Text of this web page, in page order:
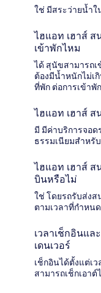
ใช่ มีสระว่ายน้ำใ
ไฮแอท เฮาส์ ส
เข้าพักไหม
ได้ สุนัขสามารถเ
ต้องมีน้ำหนักไม่เ
ที่พัก ต่อการเข้าพั
ไฮแอท เฮาส์ ส
มี มีค่าบริการจอด
ธรรมเนียมสำหรั
ไฮแอท เฮาส์ ส
บินหรือไม่
ใช่ โดยรถรับส่งส
ตามเวลาที่กำหนด
เวลาเช็กอินแล
เดนเวอร์
เช็กอินได้ตั้งแต่เ
สามารถเช็กเอาต์